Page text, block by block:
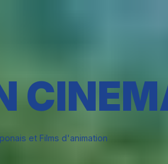
et Films d'animation